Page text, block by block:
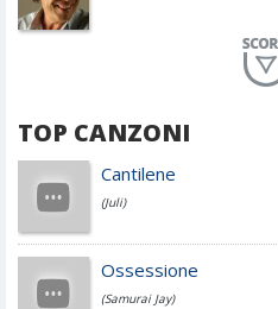
Achille Lauro
Cesare Cremonini
TOP CANZONI
Cantilene
(Juli)
Ossessione
(Samurai Jay)